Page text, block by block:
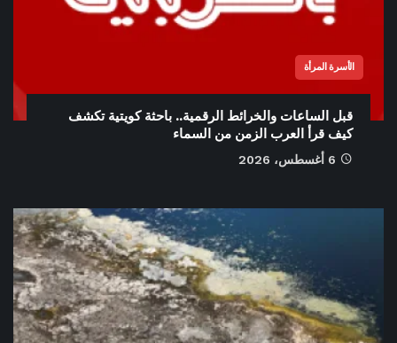
الأسرة المرأة
قبل الساعات والخرائط الرقمية.. باحثة كويتية تكشف
كيف قرأ العرب الزمن من السماء
6 أغسطس، 2026